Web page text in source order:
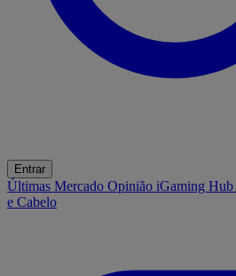
Entrar
Últimas Mercado Opinião iGaming Hub
e Cabelo